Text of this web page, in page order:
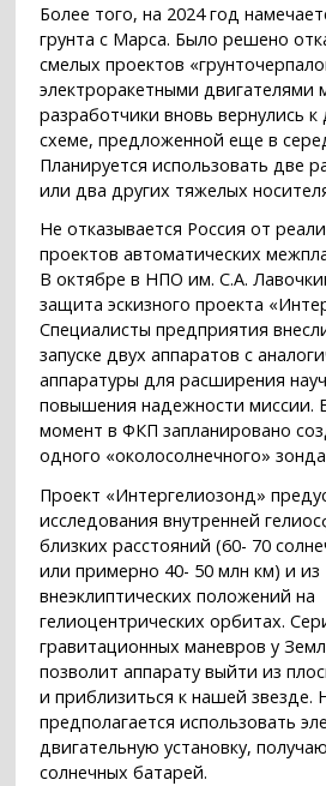
Более того, на 2024 год
грунта с Марса. Было решено
смелых проектов
электроракетными двигателями
разработчики вновь вернулись к
схеме, предложенной еще в
Планируется использовать две
или два других тяжелых
Не отказывается Россия от
проектов автоматических
В октябре в НПО им. С.А.
защита эскизного проекта
Специалисты предприятия
запуске двух аппаратов с
аппаратуры для расширения
повышения надежности миссии.
момент в ФКП запланировано
одного «околосолнечного»
Проект «Интергелиозонд»
исследования внутренней
близких расстояний (60- 70
или примерно 40- 50 млн км) и из
внеэклиптических положений на
гелиоцентрических орбитах.
гравитационных маневров у
позволит аппарату выйти из
и приблизиться к нашей звезде.
предполагается использовать
двигательную установку,
солнечных батарей.